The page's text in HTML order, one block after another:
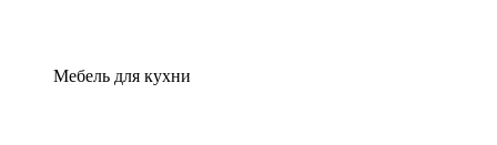
Мебель для кухни